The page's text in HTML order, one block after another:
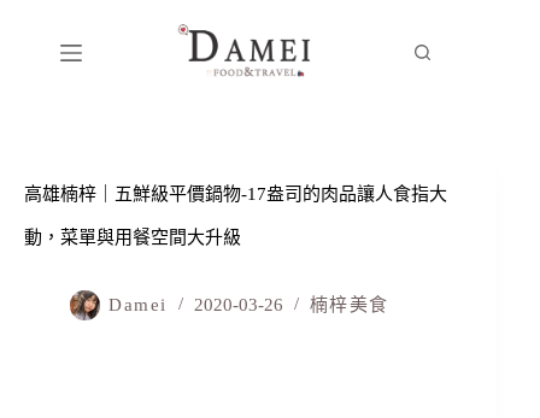
高雄楠梓｜五鮮級平價鍋物-17盎司的肉品讓人食指大
動，菜單與用餐空間大升級
Damei 2020-03-26 楠梓美食